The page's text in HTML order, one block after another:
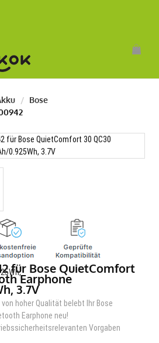
Bose
für Bose QuietComfort
Earphone
3.7V
hoher Qualität belebt Ihr Bose
Earphone neu!
Vorgaben